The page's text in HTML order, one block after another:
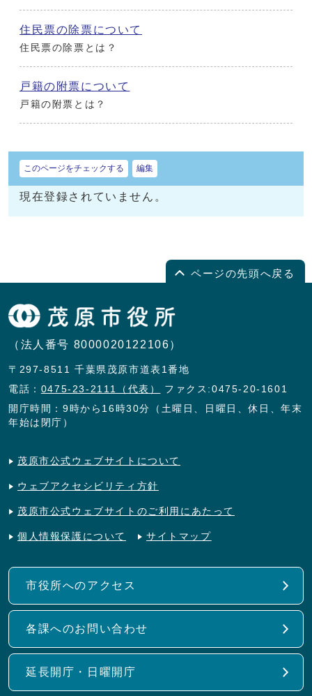
住民票の除票について
住民票の除票とは？
戸籍の附票について
戸籍の附票とは？
このページをチェックする 編集
現在登録されていません。
ページの先頭へ戻る
（法人番号 8000020122106）
〒297-8511 千葉県茂原市道表1番地
電話： 0475-23-2111（代表）
ファクス:0475-20-1601
開庁時間：9時から16時30分（土曜日、日曜日、休日、年末
年始は閉庁）
茂原市公式ウェブサイトについて
ウェブアクセシビリティ方針
茂原市公式ウェブサイトのご利用にあたって
個人情報保護について サイトマップ
市役所へのアクセス
各課へのお問い合わせ
延長開庁・日曜開庁